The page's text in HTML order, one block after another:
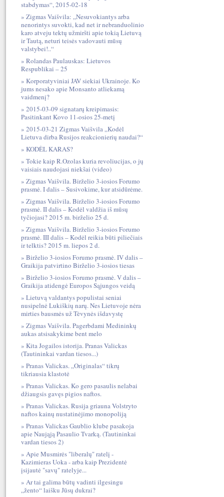
stabdymas“, 2015-02-18
Zigmas Vaišvila: „Nesuvokiantys arba
nenorintys suvokti, kad net ir nebranduolinio
karo atveju tektų užmiršti apie tokią Lietuvą
ir Tautą, neturi teisės vadovauti mūsų
valstybei!..“
Rolandas Paulauskas: Lietuvos
Respublikai – 25
Korporatyviniai JAV siekiai Ukrainoje. Ko
jums nesako apie Monsanto atliekamą
vaidmenį?
2015-03-09 signatarų kreipimasis:
Pasitinkant Kovo 11-osios 25-metį
2015-03-21 Zigmas Vaišvila „Kodėl
Lietuva dirba Rusijos reakcionierių naudai?“
KODĖL KARAS?
Tokie kaip R.Ozolas kuria revoliucijas, o jų
vaisiais naudojasi niekšai (video)
Zigmas Vaišvila. Birželio 3-iosios Forumo
prasmė. I dalis – Susivokime, kur atsidūrėme.
Zigmas Vaišvila. Birželio 3-iosios Forumo
prasmė. II dalis – Kodėl valdžia iš mūsų
tyčiojasi? 2015 m. birželio 25 d.
Zigmas Vaišvila. Birželio 3-iosios Forumo
prasmė. III dalis – Kodėl reikia būti piliečiais
ir telktis? 2015 m. liepos 2 d.
Birželio 3-iosios Forumo prasmė. IV dalis –
Graikija patvirtino Birželio 3-iosios tiesas
Birželio 3-iosios Forumo prasmė. V dalis –
Graikija atidengė Europos Sąjungos veidą
Lietuvą valdantys populistai seniai
nusipelnė Lukiškių narų. Nes Lietuvoje nėra
mirties bausmės už Tėvynės išdavystę
Zigmas Vaišvila. Pagerbdami Medininkų
aukas atsisakykime bent melo
Kita Jogailos istorija. Pranas Valickas
(Tautininkai vardan tiesos...)
Pranas Valickas. „Originalas“ tikrų
tikriausia klastotė
Pranas Valickas. Ko gero pasaulis nelabai
džiaugsis gavęs pigios naftos.
Pranas Valickas. Rusija griauna Volstryto
naftos kainų nustatinėjimo monopoliją
Pranas Valickas Gaublio klube pasakoja
apie Naująją Pasaulio Tvarką. (Tautininkai
vardan tiesos 2)
Apie Musmirės "liberalų" ratelį -
Kazimieras Uoka - arba kaip Prezidentė
įsijautė "savų" ratelyje...
Ar tai galima būtų vadinti ilgesingu
„žento“ laišku Jūsų dukrai?